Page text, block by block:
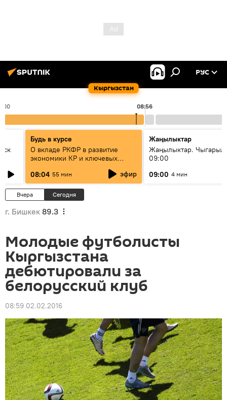
Кыргызстан
РУС
08:56
Будь в курсе
О вкладе РКФР в развитие
экономики КР и ключевых
08:04 55 мин эфир
Жаңылыктар
Жаңылыктар.
09:00
09:00 4 мин
Вчера Сегодня
г. Бишкек 89.3
Молодые футболисты
Кыргызстана
дебютировали за
белорусский клуб
08:59 02.02.2016